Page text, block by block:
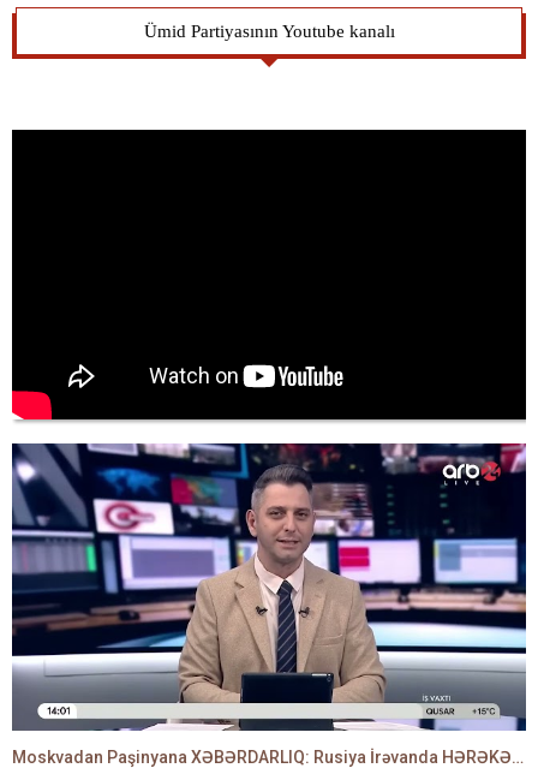
Ümid Partiyasının Youtube kanalı
Moskvadan Paşinyana XƏBƏRDARLIQ: Rusiya İrəvanda HƏRƏKƏTƏ KEÇDİ - TAMİLLA QULAMİ danışır